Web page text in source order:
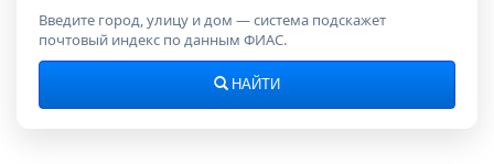
индекса
Введите город, улицу и дом — система подскажет
почтовый индекс по данным ФИАС.
НАЙТИ